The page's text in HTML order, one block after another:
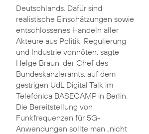
Deutschlands. Dafür sind
realistische Einschätzungen sowie
entschlossenes Handeln aller
Akteure aus Politik, Regulierung
und Industrie vonnöten, sagte
Helge Braun, der Chef des
Bundeskanzleramts, auf dem
gestrigen UdL Digital Talk im
Telefónica BASECAMP in Berlin.
Die Bereitstellung von
Funkfrequenzen für 5G-
Anwendungen sollte man „nicht